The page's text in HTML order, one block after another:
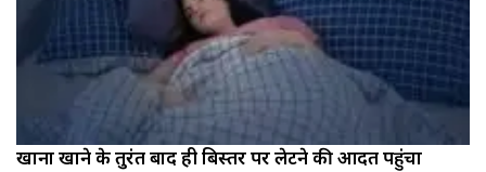
खाना खाने के तुरंत बाद ही बिस्तर पर लेटने की आदत पहुंचा